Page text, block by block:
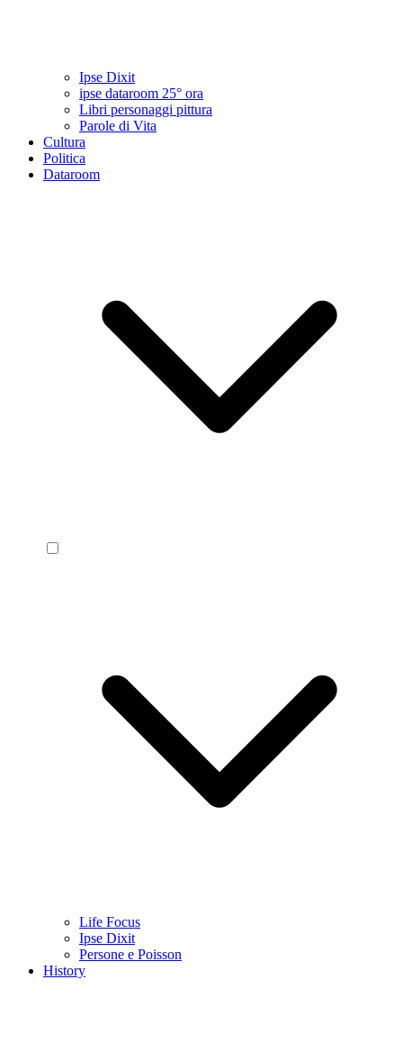
Ipse Dixit
ipse dataroom 25° ora
Libri personaggi pittura
Parole di Vita
Cultura
Politica
Dataroom
Life Focus
Ipse Dixit
Persone e Poisson
History